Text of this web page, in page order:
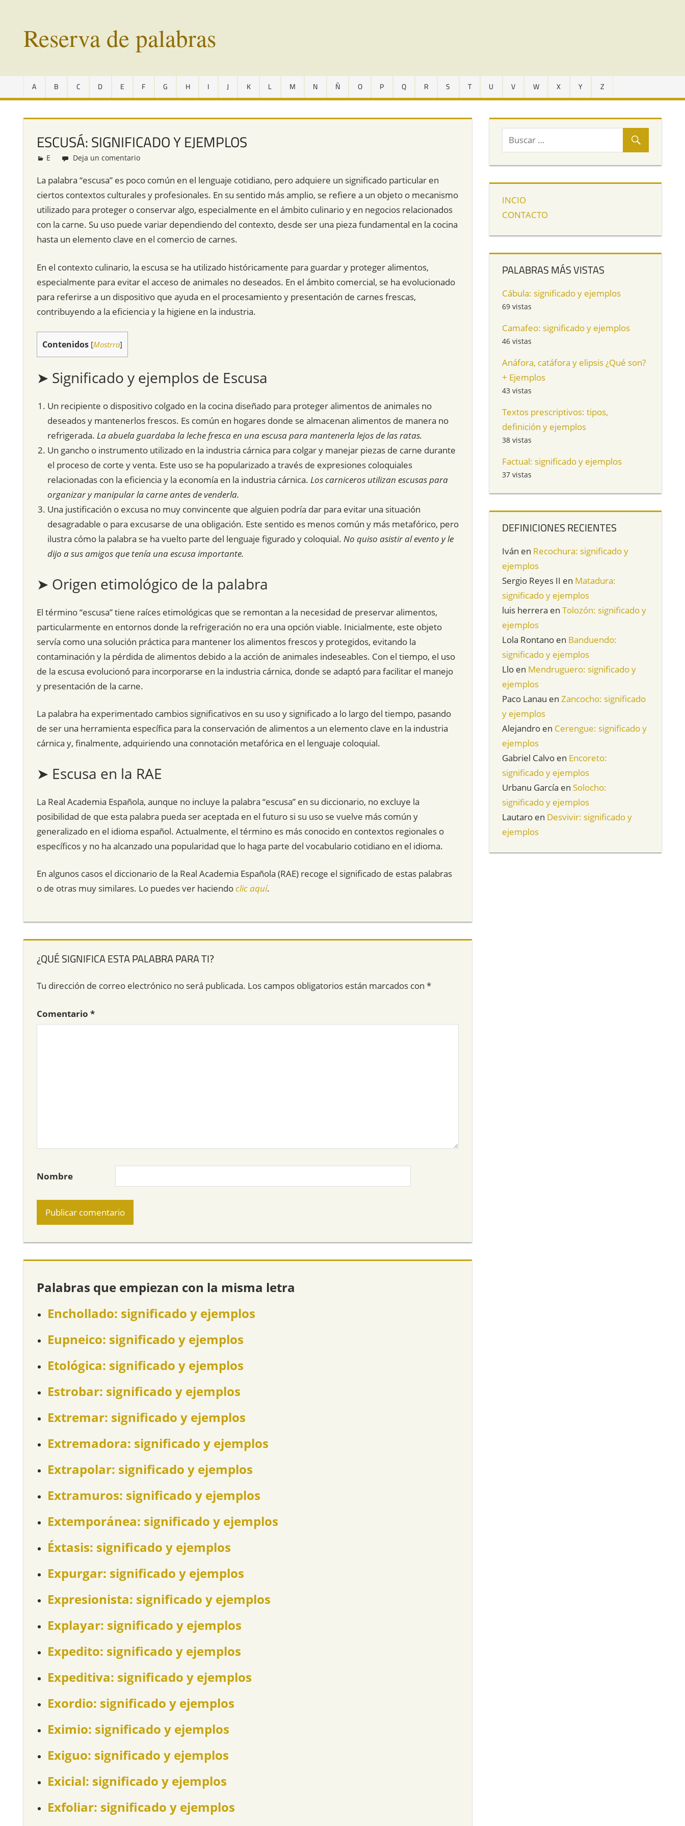
contenidoReserva de palabras
en
vías
extinción
todo
A B C D E F G H I J K L M N Ñ O P Q R S T U V W X Y Z
ESCUSÁ: SIGNIFICADO Y EJEMPLOS
Redacción
E Deja un comentario
La palabra “escusa” es poco común en el lenguaje cotidiano, pero adquiere un significado particular en
ciertos contextos culturales y profesionales. En su sentido más amplio, se refiere a un objeto o mecanismo
utilizado para proteger o conservar algo, especialmente en el ámbito culinario y en negocios relacionados
con la carne. Su uso puede variar dependiendo del contexto, desde ser una pieza fundamental en la cocina
hasta un elemento clave en el comercio de carnes.
En el contexto culinario, la escusa se ha utilizado históricamente para guardar y proteger alimentos,
especialmente para evitar el acceso de animales no deseados. En el ámbito comercial, se ha evolucionado
para referirse a un dispositivo que ayuda en el procesamiento y presentación de carnes frescas,
contribuyendo a la eficiencia y la higiene en la industria.
Contenidos [Mostrra]
➤ Significado y ejemplos de Escusa
Un recipiente o dispositivo colgado en la cocina diseñado para proteger alimentos de animales no
deseados y mantenerlos frescos. Es común en hogares donde se almacenan alimentos de manera no
refrigerada. La abuela guardaba la leche fresca en una escusa para mantenerla lejos de las ratas.
Un gancho o instrumento utilizado en la industria cárnica para colgar y manejar piezas de carne durante
el proceso de corte y venta. Este uso se ha popularizado a través de expresiones coloquiales
relacionadas con la eficiencia y la economía en la industria cárnica. Los carniceros utilizan escusas para
organizar y manipular la carne antes de venderla.
Una justificación o excusa no muy convincente que alguien podría dar para evitar una situación
desagradable o para excusarse de una obligación. Este sentido es menos común y más metafórico, pero
ilustra cómo la palabra se ha vuelto parte del lenguaje figurado y coloquial. No quiso asistir al evento y le
dijo a sus amigos que tenía una escusa importante.
➤ Origen etimológico de la palabra
El término “escusa” tiene raíces etimológicas que se remontan a la necesidad de preservar alimentos,
particularmente en entornos donde la refrigeración no era una opción viable. Inicialmente, este objeto
servía como una solución práctica para mantener los alimentos frescos y protegidos, evitando la
contaminación y la pérdida de alimentos debido a la acción de animales indeseables. Con el tiempo, el uso
de la escusa evolucionó para incorporarse en la industria cárnica, donde se adaptó para facilitar el manejo
y presentación de la carne.
La palabra ha experimentado cambios significativos en su uso y significado a lo largo del tiempo, pasando
de ser una herramienta específica para la conservación de alimentos a un elemento clave en la industria
cárnica y, finalmente, adquiriendo una connotación metafórica en el lenguaje coloquial.
➤ Escusa en la RAE
La Real Academia Española, aunque no incluye la palabra “escusa” en su diccionario, no excluye la
posibilidad de que esta palabra pueda ser aceptada en el futuro si su uso se vuelve más común y
generalizado en el idioma español. Actualmente, el término es más conocido en contextos regionales o
específicos y no ha alcanzado una popularidad que lo haga parte del vocabulario cotidiano en el idioma.
En algunos casos el diccionario de la Real Academia Española (RAE) recoge el significado de estas palabras
o de otras muy similares. Lo puedes ver haciendoclic aquí.
¿QUÉ SIGNIFICA ESTA PALABRA PARA TI?
Tu dirección de correo electrónico no será publicada. Los campos obligatorios están marcados con *
Comentario *
Nombre
Palabras que empiezan con la misma letra
Enchollado: significado y ejemplos
Eupneico: significado y ejemplos
Etológica: significado y ejemplos
Estrobar: significado y ejemplos
Extremar: significado y ejemplos
Extremadora: significado y ejemplos
Extrapolar: significado y ejemplos
Extramuros: significado y ejemplos
Extemporánea: significado y ejemplos
Éxtasis: significado y ejemplos
Expurgar: significado y ejemplos
Expresionista: significado y ejemplos
Explayar: significado y ejemplos
Expedito: significado y ejemplos
Expeditiva: significado y ejemplos
Exordio: significado y ejemplos
Eximio: significado y ejemplos
Exiguo: significado y ejemplos
Exicial: significado y ejemplos
Exfoliar: significado y ejemplos
INCIO
CONTACTO
PALABRAS MÁS VISTAS
Cábula: significado y ejemplos
69 vistas
Camafeo: significado y ejemplos
46 vistas
Anáfora, catáfora y elipsis ¿Qué son?
+ Ejemplos
43 vistas
Textos prescriptivos: tipos,
definición y ejemplos
38 vistas
Factual: significado y ejemplos
37 vistas
DEFINICIONES RECIENTES
Iván en Recochura: significado y
ejemplos
Sergio Reyes II en Matadura:
significado y ejemplos
luis herrera enTolozón: significado y
ejemplos
Lola Rontano en Banduendo:
significado y ejemplos
Llo en Mendruguero: significado y
ejemplos
Paco Lanau enZancocho: significado
y ejemplos
Alejandro en Cerengue: significado y
ejemplos
Gabriel Calvo en Encoreto:
significado y ejemplos
Urbanu García enSolocho:
significado y ejemplos
Lautaro en Desvivir: significado y
ejemplos